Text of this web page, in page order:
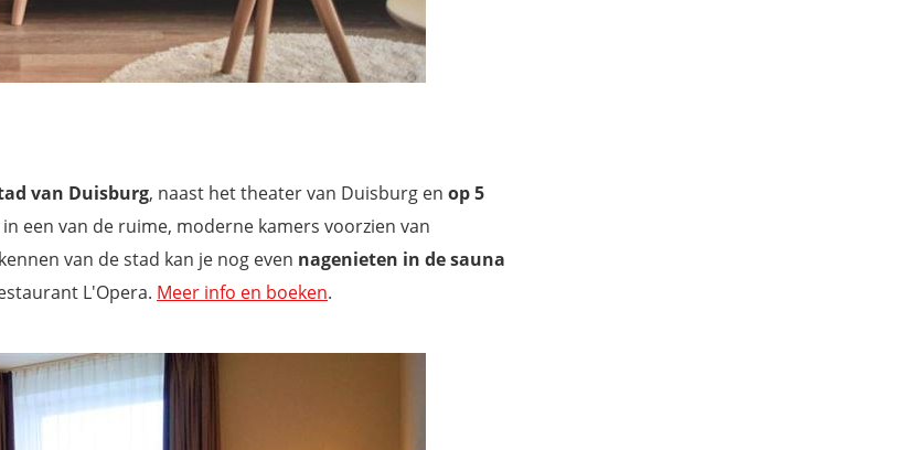
van Duisburg, naast het theater van Duisburg en op 5
een van de ruime, moderne kamers voorzien van
van de stad kan je nog even nagenieten in de sauna
L'Opera. Meer info en boeken.